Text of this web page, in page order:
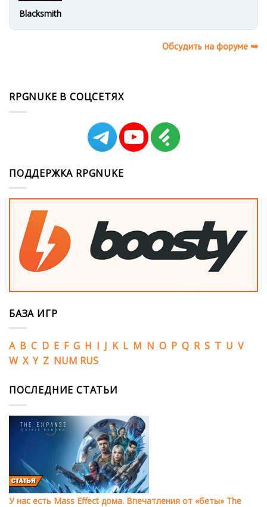
Blacksmith
Обсудить на форуме ➥
RPGNUKE В СОЦСЕТЯХ
ПОДДЕРЖКА RPGNUKE
БАЗА ИГР
A B C D E F G H I J K L M N O P Q R S T U V
W X Y Z NUM RUS
ПОСЛЕДНИЕ СТАТЬИ
У нас есть Mass Effect дома. Впечатления от «беты» The